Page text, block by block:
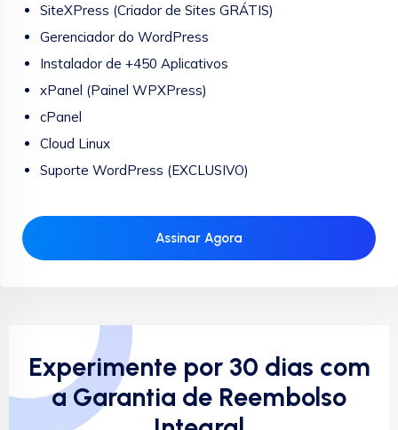
SiteXPress (Criador de Sites GRÁTIS)
Gerenciador do WordPress
Instalador de +450 Aplicativos
xPanel (Painel WPXPress)
cPanel
Cloud Linux
Suporte WordPress (EXCLUSIVO)
Assinar Agora
Experimente por 30 dias com
a Garantia de Reembolso